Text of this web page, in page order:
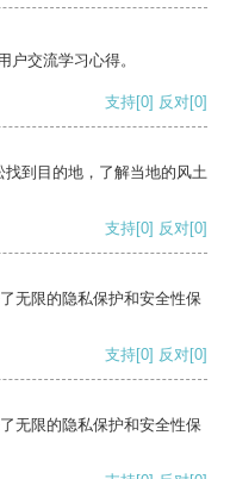
户交流学习心得。
支持[0] 反对[0]
到目的地，了解当地的风土
支持[0] 反对[0]
无限的隐私保护和安全性保
支持[0] 反对[0]
无限的隐私保护和安全性保